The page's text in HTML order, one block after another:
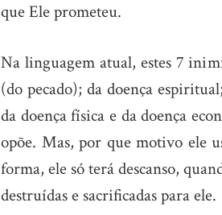
que Ele prometeu.
Na linguagem atual, estes 7
(do pecado); da doença
da doença física e da doença
opõe. Mas, por que motivo ele
forma, ele só terá descanso,
destruídas e sacrificadas para ele.